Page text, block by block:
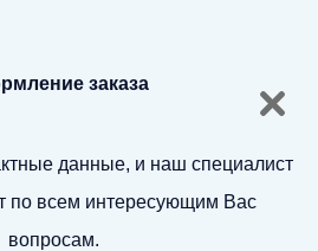
заказа
данные, и наш специалист
по всем интересующим Вас
вопросам.